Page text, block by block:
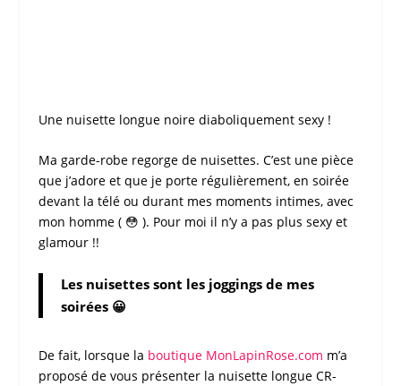
Une nuisette longuenoire diaboliquement sexy !
Ma garde-robe regorge de nuisettes. C’est une pièce
que j’adore et que je porte régulièrement, en soirée
devant la télé ou durant mes moments intimes, avec
mon homme ( 😳 ). Pour moi il n’y a pas plus sexy et
glamour !!
Les nuisettes sont les joggings de mes
soirées 😀
De fait, lorsque la boutique MonLapinRose.com m’a
proposé de vous présenter la nuisette longue CR-